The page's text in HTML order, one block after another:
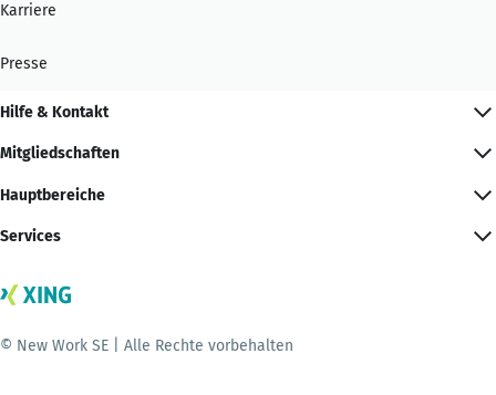
Karriere
Presse
Hilfe & Kontakt
Mitgliedschaften
Hauptbereiche
Services
© New Work SE | Alle Rechte vorbehalten